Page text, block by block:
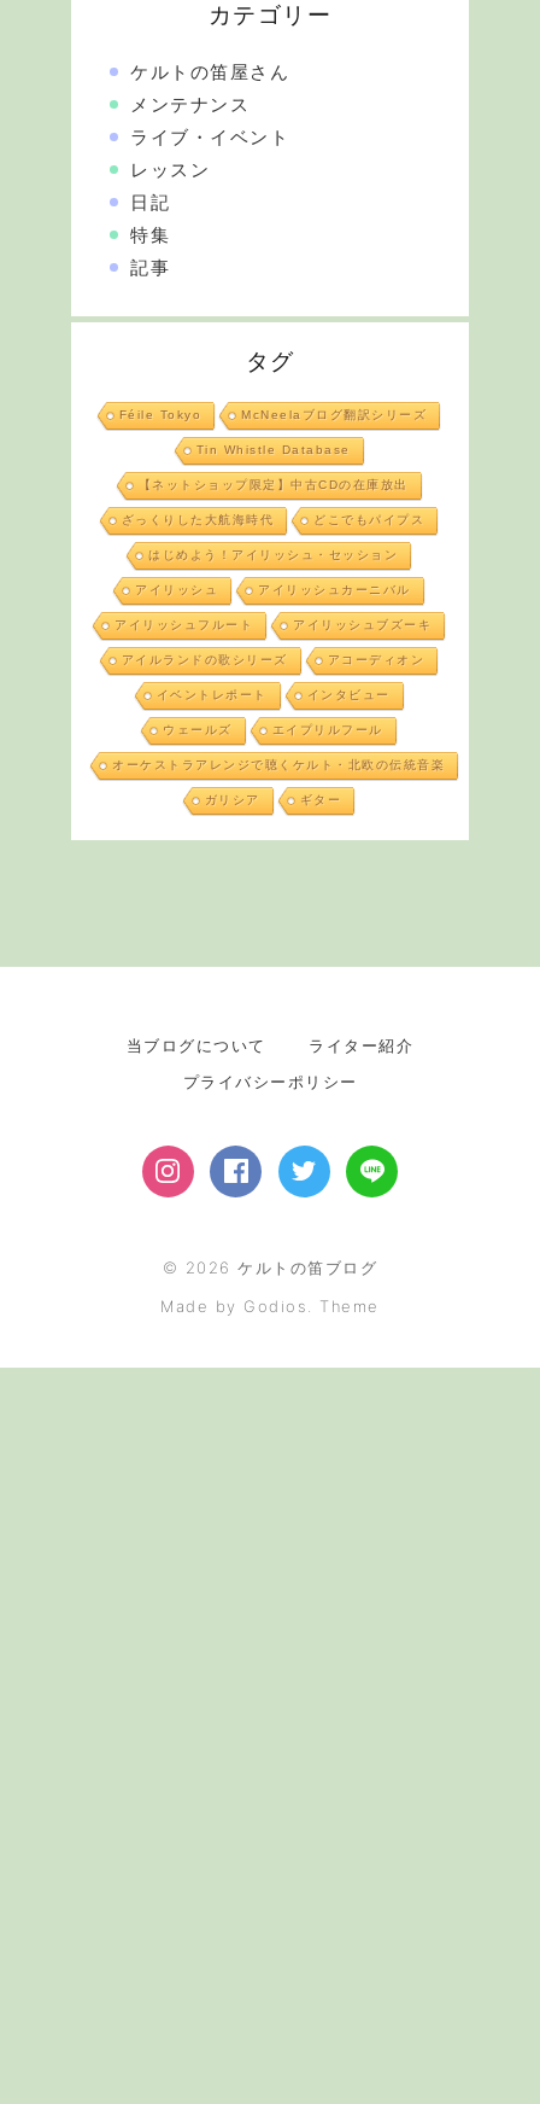
カテゴリー
ケルトの笛屋さん
メンテナンス
ライブ・イベント
レッスン
日記
特集
記事
タグ
Féile Tokyo McNeelaブログ翻訳シリーズ
Tin Whistle Database
【ネットショップ限定】中古CDの在庫放出
ざっくりした大航海時代 どこでもパイプス
はじめよう！アイリッシュ・セッション
アイリッシュ アイリッシュカーニバル
アイリッシュフルート アイリッシュブズーキ
アイルランドの歌シリーズ アコーディオン
イベントレポート インタビュー
ウェールズ エイプリルフール
オーケストラアレンジで聴くケルト・北欧の伝統音楽
ガリシア ギター
当ブログについて
ライター紹介
プライバシーポリシー
© 2026 ケルトの笛ブログ
Made by Godios. Theme